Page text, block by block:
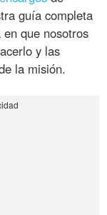
guía completa
que nosotros
y las
la misión.